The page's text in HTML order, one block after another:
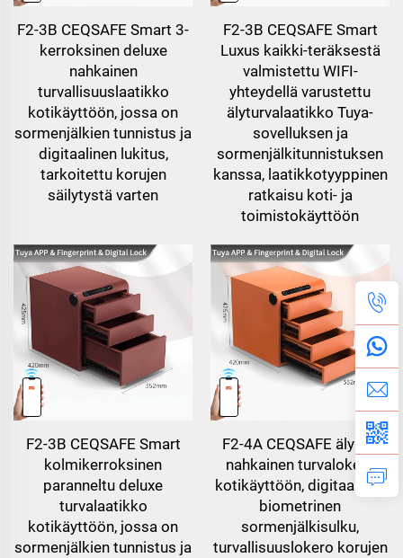
F2-3B CEQSAFE Smart 3-
kerroksinen deluxe
nahkainen
turvallisuuslaatikko
kotikäyttöön, jossa on
sormenjälkien tunnistus ja
digitaalinen lukitus,
tarkoitettu korujen
säilytystä varten
F2-3B CEQSAFE Smart
Luxus kaikki-teräksestä
valmistettu WIFI-
yhteydellä varustettu
älyturvalaatikko Tuya-
sovelluksen ja
sormenjälkitunnistuksen
kanssa, laatikkotyyppinen
ratkaisu koti- ja
toimistokäyttöön
F2-3B CEQSAFE Smart
kolmikerroksinen
paranneltu deluxe
turvalaatikko
kotikäyttöön, jossa on
sormenjälkien tunnistus ja
F2-4A CEQSAFE älykäs
nahkainen turvalokero
kotikäyttöön, digitaalinen
biometrinen
sormenjälkisulku,
turvallisuuslokero korujen